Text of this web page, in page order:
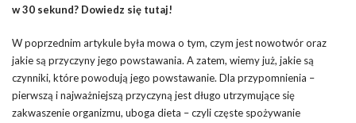
w 30 sekund? Dowiedz się tutaj!
W poprzednim artykule była mowa o tym, czym jest nowotwór oraz
jakie są przyczyny jego powstawania. A zatem, wiemy już, jakie są
czynniki, które powodują jego powstawanie. Dla przypomnienia –
pierwszą i najważniejszą przyczyną jest długo utrzymujące się
zakwaszenie organizmu, uboga dieta – czyli częste spożywanie